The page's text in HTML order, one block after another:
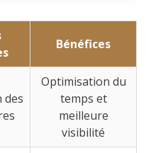
Bénéfices
des
Optimisation du
temps et
meilleure
visibilité